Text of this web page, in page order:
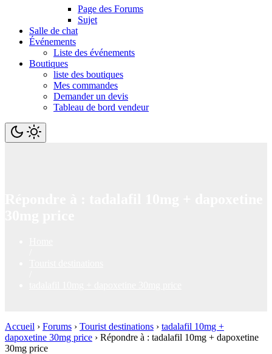
Page des Forums
Sujet
Salle de chat
Événements
Liste des événements
Boutiques
liste des boutiques
Mes commandes
Demander un devis
Tableau de bord vendeur
Accueil › Forums › Tourist destinations › tadalafil 10mg +
dapoxetine 30mg price › Répondre à : tadalafil 10mg + dapoxetine
30mg price